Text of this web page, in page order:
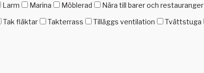
Larm Marina Möblerad Nära till barer och restauranger
Tak fläktar Takterrass Tilläggs ventilation Tvättstuga